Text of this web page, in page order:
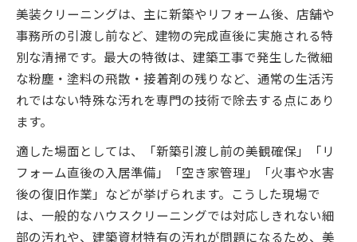
美装クリーニングは、主に新築やリフォーム後、店舗や
事務所の引渡し前など、建物の完成直後に実施される特
別な清掃です。最大の特徴は、建築工事で発生した微細
な粉塵・塗料の飛散・接着剤の残りなど、通常の生活汚
れではない特殊な汚れを専門の技術で除去する点にあり
ます。
適した場面としては、「新築引渡し前の美観確保」「リ
フォーム直後の入居準備」「空き家管理」「火事や水害
後の復旧作業」などが挙げられます。こうした現場で
は、一般的なハウスクリーニングでは対応しきれない細
部の汚れや、建築資材特有の汚れが問題になるため、美